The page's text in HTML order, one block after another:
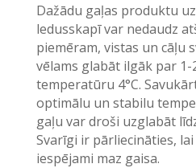
Dažādu gaļas produktu
ledusskapī var nedaudz
piemēram, vistas un cāļu
vēlams glabāt ilgāk par 1-
temperatūru 4°C.
optimālu un stabilu
gaļu var droši uzglabāt
Svarīgi ir pārliecināties,
iespējami maz gaisa.